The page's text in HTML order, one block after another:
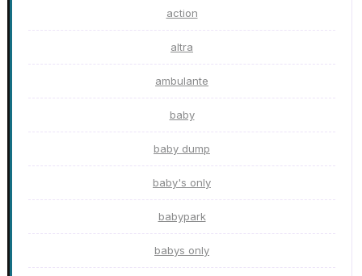
action
altra
ambulante
baby
baby dump
baby's only
babypark
babys only